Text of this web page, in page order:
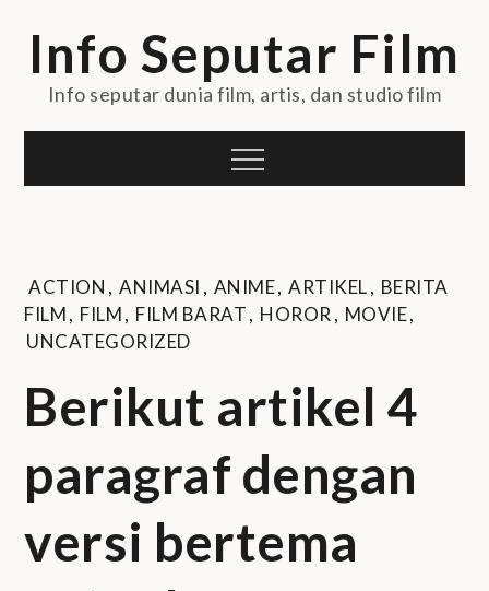
Info Seputar Film
Info seputar dunia film, artis, dan studio film
Menu
ACTION , ANIMASI , ANIME, ARTIKEL, BERITA
FILM, FILM, FILM BARAT, HOROR , MOVIE,
UNCATEGORIZED
Berikut artikel 4
paragraf dengan
versi bertema